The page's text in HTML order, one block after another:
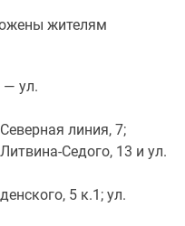
жителям
— ул.
линия, 7;
Седого, 13 и ул.
5 к.1; ул.